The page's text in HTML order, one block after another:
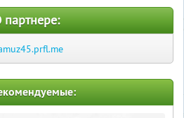
партнере: